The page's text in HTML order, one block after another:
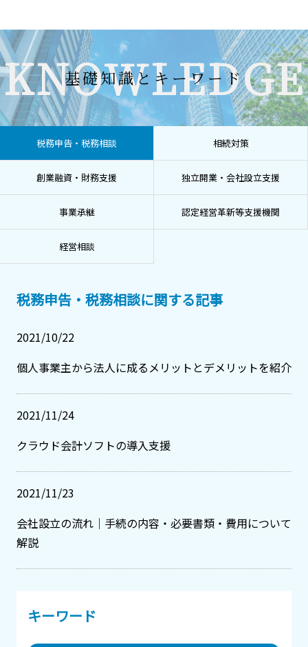
KNOWLEDGE
基礎知識とキーワード
税務申告・税務相談 相続対策
創業融資・財務支援 独立開業・会社設立支援
事業承継 認定経営革新等支援機関
経営相談
税務申告・税務相談に関する記事
2021/10/22
個人事業主から法人に成るメリットとデメリットを紹介
2021/11/24
クラウド会計ソフトの導入支援
2021/11/23
会社設立の流れ｜手続の内容・必要書類・費用について
解説
キーワード